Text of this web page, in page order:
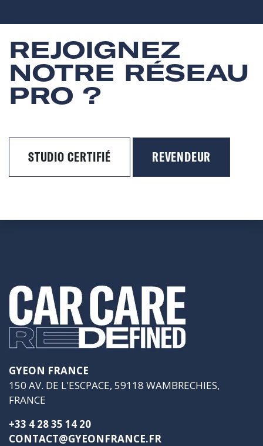
REJOIGNEZ
NOTRE RÉSEAU
PRO ?
STUDIO CERTIFIÉ REVENDEUR
GYEON FRANCE
150 AV. DE L'ESCPACE, 59118 WAMBRECHIES,
FRANCE
+33 4 28 35 14 20
CONTACT@GYEONFRANCE.FR